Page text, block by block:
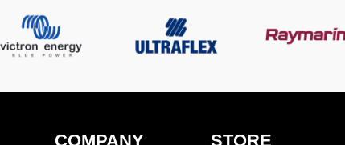
COMPANY STORE